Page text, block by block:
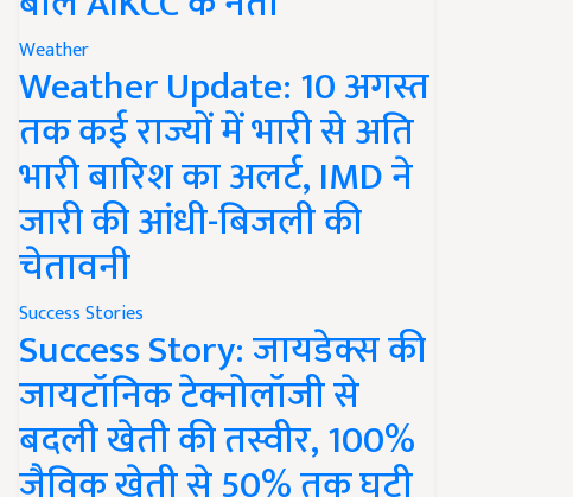
Weather
Weather Update: 10 अगस्त
तक कई राज्यों में भारी से अति
भारी बारिश का अलर्ट, IMD ने
जारी की आंधी-बिजली की
चेतावनी
Success Stories
Success Story: जायडेक्स की
जायटॉनिक टेक्नोलॉजी से
बदली खेती की तस्वीर, 100%